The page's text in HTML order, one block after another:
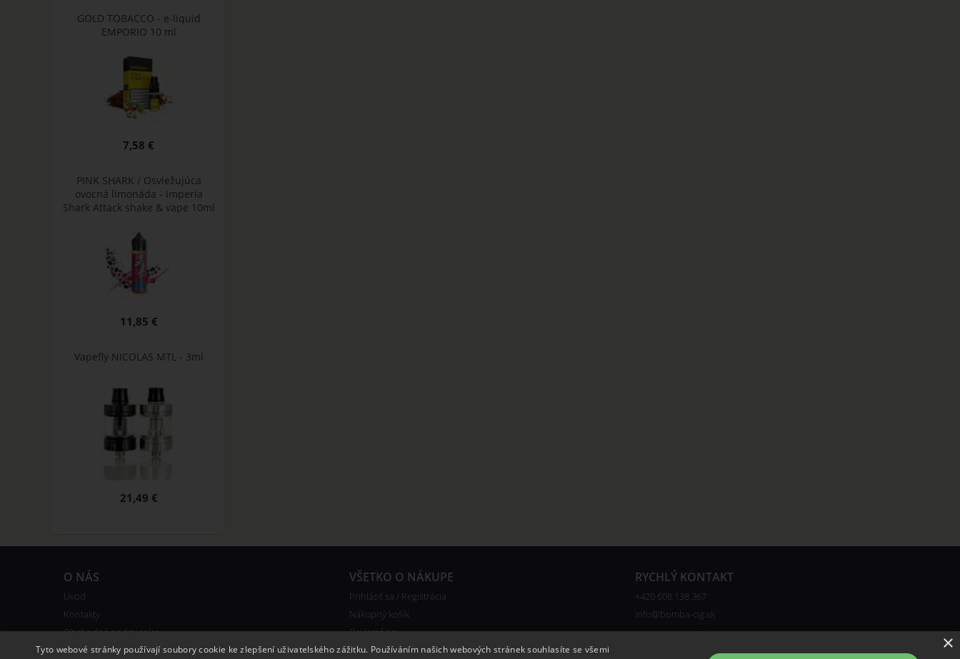
GOLD TOBACCO - e-liquid
EMPORIO 10 ml
7,58 €
PINK SHARK / Osviežujúca
ovocná limonáda - Imperia
Shark Attack shake & vape 10ml
11,85 €
Vapefly NICOLAS MTL - 3ml
21,49 €
O NÁS
Úvod
Kontakty
Obchodné podmienky
Vernostný systém
VŠETKO O NÁKUPE
Prihlásiť sa / Registrácia
Nákupný košík
Reklamácie
Doprava
RYCHLÝ KONTAKT
+420 608 138 367
info@bomba-cig.sk
×
Tyto webové stránky používají soubory cookie ke zlepšení uživatelského zážitku. Používáním našich webových stránek souhlasíte se všemi